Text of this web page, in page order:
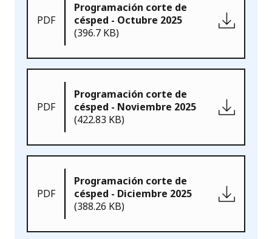
PDF
Programación corte de
césped - Octubre 2025
(396.7 KB)
PDF
Programación corte de
césped - Noviembre 2025
(422.83 KB)
PDF
Programación corte de
césped - Diciembre 2025
(388.26 KB)